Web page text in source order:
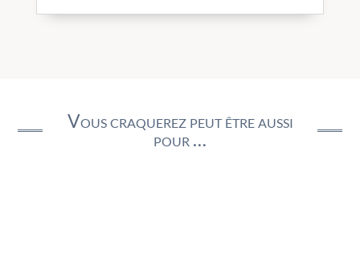
Vous craquerez peut être aussi
pour …